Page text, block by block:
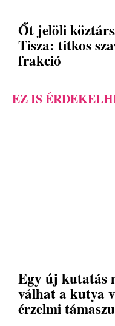
Őt jelöli
Tisza: titkos
frakció
EZ IS
Egy új kutatás
válhat a kutya
érzelmi